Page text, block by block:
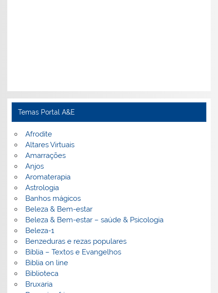
Temas Portal A&E
Afrodite
Altares Virtuais
Amarrações
Anjos
Aromaterapia
Astrologia
Banhos mágicos
Beleza & Bem-estar
Beleza & Bem-estar – saúde & Psicologia
Beleza-1
Benzeduras e rezas populares
Bíblia – Textos e Evangelhos
Biblia on line
Biblioteca
Bruxaria